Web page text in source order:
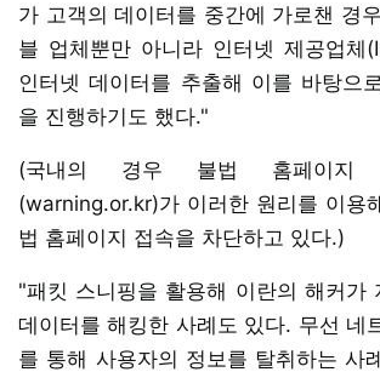
가 고객의 데이터를 중간에 가로챈 경
블 업체뿐만 아니라 인터넷 제공업체
인터넷 데이터를 추출해 이를 바탕으
을 진행하기도 했다."
(국내의 경우 불법 홈페이지
(warning.or.kr)가 이러한 원리를 이용
법 홈페이지 접속을 차단하고 있다.)
"패킷 스니핑을 활용해 이란의 해커가
데이터를 해킹한 사례도 있다. 무선 네
를 통해 사용자의 정보를 탈취하는 사